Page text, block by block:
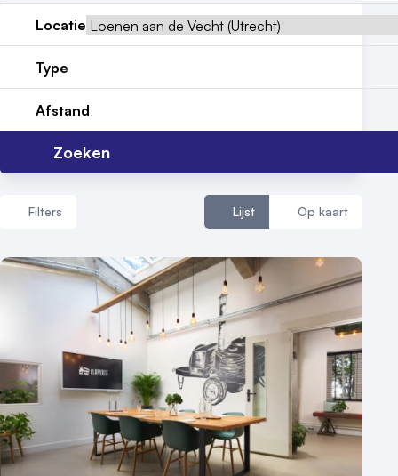
Meld locatie aan
Nieuws
Reviews (5⭐️)
Contact
Locatie
Type
Afstand
Zoeken
Filters Lijst Op kaart
Aantal zalen
1 - 5 zalen
6 - 10 zalen
10 of meer zalen
Aantal personen
1 - 50 personen
50 - 100 personen